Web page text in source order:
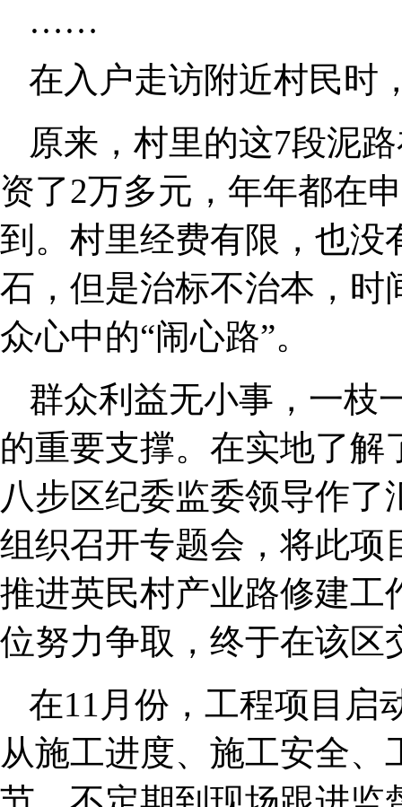
……
在入户走访附近村民时
原来，村里的这7段泥
资了2万多元，年年都在
到。村里经费有限，也没
石，但是治标不治本，时
众心中的“闹心路”。
群众利益无小事，一枝
的重要支撑。在实地了
八步区纪委监委领导作
组织召开专题会，将此项
推进英民村产业路修建工
位努力争取，终于在该区
在11月份，工程项目启
从施工进度、施工安全